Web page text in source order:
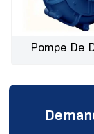
Pompe De